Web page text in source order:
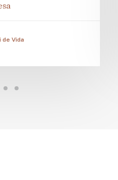
de Vida